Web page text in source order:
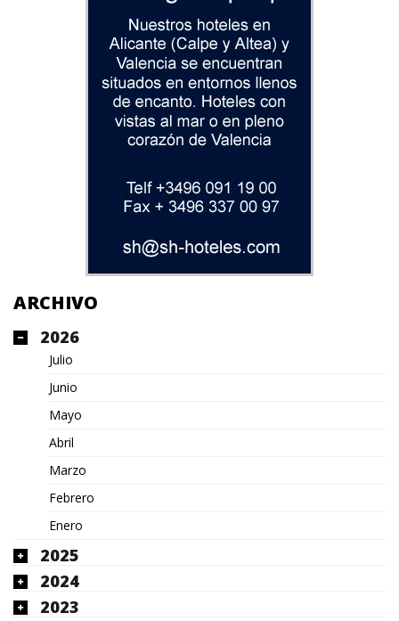
ARCHIVO
2026
Julio
Junio
Mayo
Abril
Marzo
Febrero
Enero
2025
2024
2023